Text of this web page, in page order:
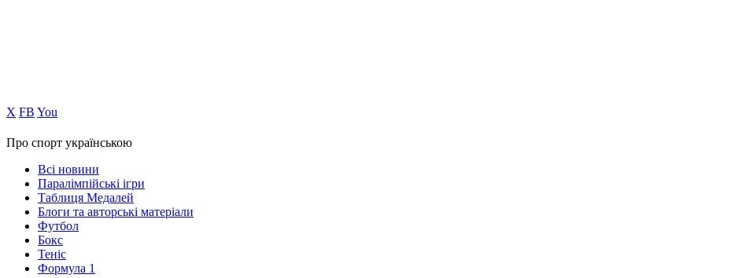
Х FB You
Про спорт українською
Всі новини
Паралімпійські ігри
Таблиця Медалей
Блоги та авторські матеріали
Футбол
Бокс
Теніс
Формула 1